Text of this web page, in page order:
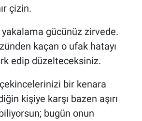
çizin.
yakalama gücünüz zirvede.
kaçan o ufak hatayı
edip düzelteceksiniz.
bir kenara
kişiye karşı bazen aşırı
bugün onun